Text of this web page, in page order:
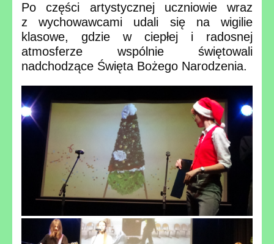
Po części artystycznej uczniowie wraz
z wychowawcami udali się na wigilie
klasowe, gdzie w ciepłej i radosnej
atmosferze wspólnie świętowali
nadchodzące Święta Bożego Narodzenia.